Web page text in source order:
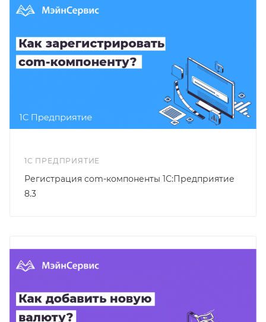
1С ПРЕДПРИЯТИЕ
Регистрация com-компоненты 1С:Предприятие
8.3